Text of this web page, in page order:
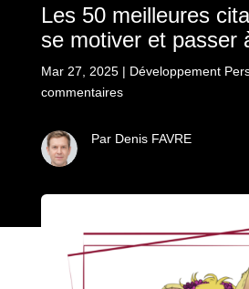
Les 50 meilleures
se motiver et passer
Mar 27, 2025| Développement
commentaires
Par Denis FAVRE